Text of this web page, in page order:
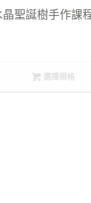
聖誕樹手作課
選擇規格